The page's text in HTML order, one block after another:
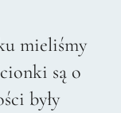
mieliśmy
są o
były